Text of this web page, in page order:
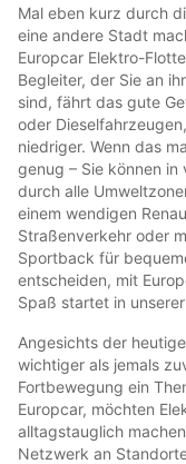
Mal eben kurz durch
eine andere Stadt
Europcar Elektro-
Begleiter, der Sie an
sind, fährt das gute
oder
niedriger. Wenn das
genug – Sie können
durch alle
einem wendigen
Straßenverkehr oder
Sportback für
entscheiden, mit
Spaß startet in
Angesichts der
wichtiger als jemals
Fortbewegung ein
Europcar, möchten
alltagstauglich
Netzwerk an